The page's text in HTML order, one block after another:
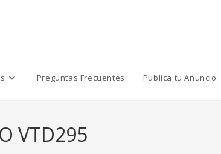
Preguntas Frecuentes Publica tu Anuncio
VTD295